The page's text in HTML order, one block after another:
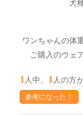
犬
ワンちゃんの体
ご購入のウェ
1 人中、 1 人の方
参考になった！